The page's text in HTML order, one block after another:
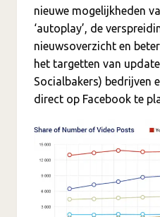
nieuwe mogelijkheden
‘autoplay’, de
nieuwsoverzicht en
het targetten van
Socialbakers) bedrijven
direct op Facebook te